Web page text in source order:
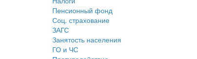
Пенсионный фонд
Соц. страхование
ЗАГС
Занятость населения
ГО и ЧС